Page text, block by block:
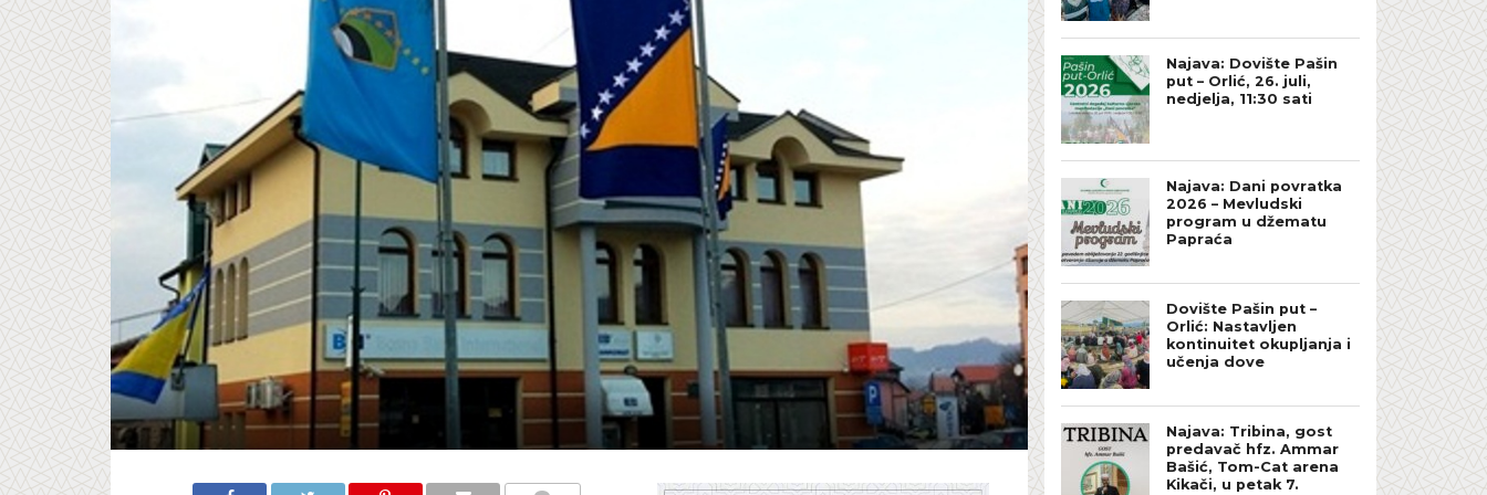
Najava: Dovište Pašin
put – Orlić, 26. juli,
nedjelja, 11:30 sati
Najava: Dani povratka
2026 – Mevludski
program u džematu
Papraća
Dovište Pašin put –
Orlić: Nastavljen
kontinuitet okupljanja i
učenja dove
Najava: Tribina, gost
predavač hfz. Ammar
Bašić, Tom-Cat arena
Kikači, u petak 7.